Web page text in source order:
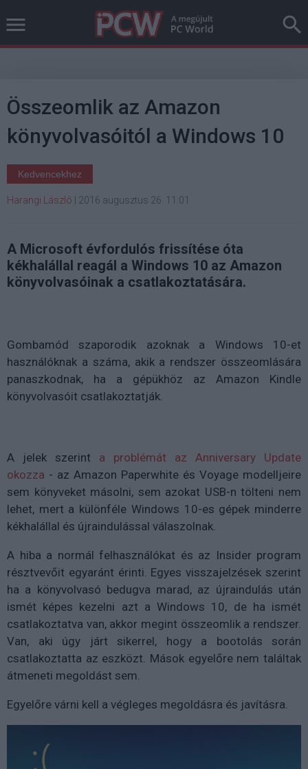
Összeomlik az Amazon
könyvolvasóitól a Windows 10
Kedvencekhez
Harangi László 2016 augusztus 26. 11:01
A Microsoft évfordulós frissítése óta
kékhalállal reagál a Windows 10 az Amazon
könyvolvasóinak a csatlakoztatására.
Gombamód szaporodik azoknak a Windows 10-et
használóknak a száma, akik a rendszer összeomlására
panaszkodnak, ha a gépükhöz az Amazon Kindle
könyvolvasóit csatlakoztatják.
A jelek szerint a problémát az Anniversary Update
okozza - az Amazon Paperwhite és Voyage modelljeire
sem könyveket másolni, sem azokat USB-n tölteni nem
lehet, mert a különféle Windows 10-es gépek minderre
kékhalállal és újraindulással válaszolnak.
A hiba a normál felhasználókat és az Insider program
résztvevőit egyaránt érinti. Egyes visszajelzések szerint
ha a könyvolvasó bedugva marad, az újraindulás után
ismét képes kezelni azt a Windows 10, de ha ismét
csatlakoztatva van, akkor megint összeomlik a rendszer.
Van, aki úgy járt sikerrel, hogy a bootolás során
csatlakoztatta az eszközt. Mások egyelőre nem találtak
átmeneti megoldást sem.
Egyelőre várni kell a végleges megoldásra és javításra.